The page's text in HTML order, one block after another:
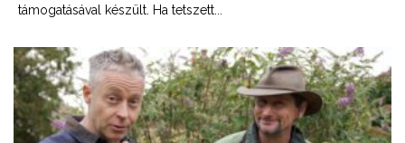
támogatásával készült. Ha tetszett...